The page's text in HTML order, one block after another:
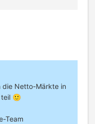
die Netto-Märkte in
teil 🙂
Team